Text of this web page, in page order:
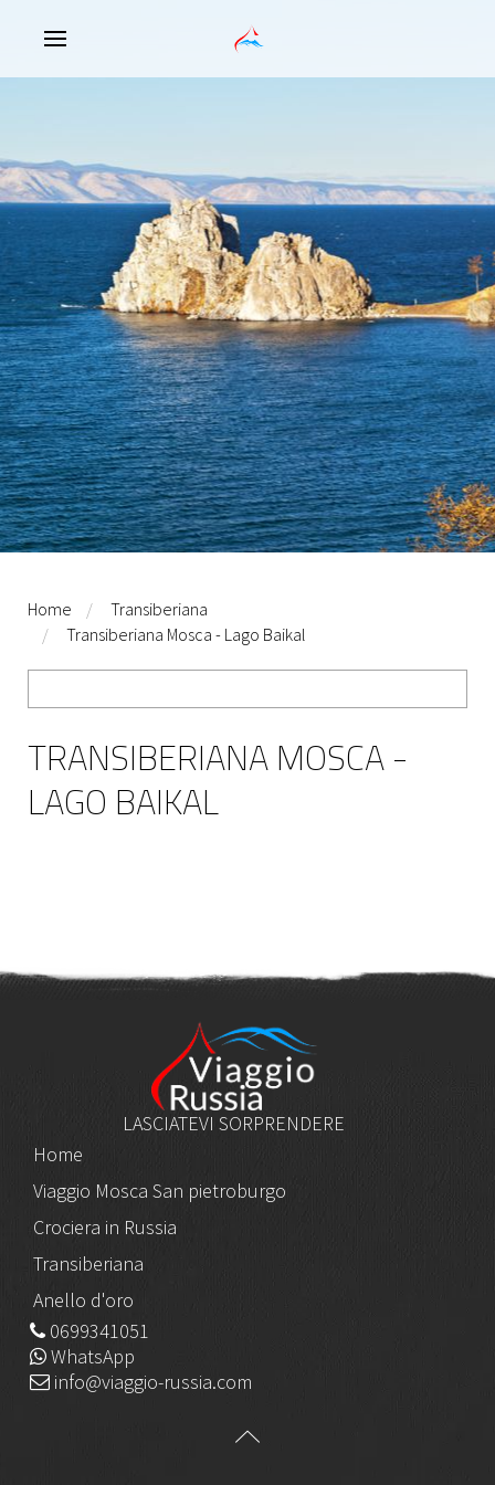
Home
Transiberiana
Transiberiana Mosca - Lago Baikal
TRANSIBERIANA MOSCA -
LAGO BAIKAL
LASCIATEVI SORPRENDERE
Home
Viaggio Mosca San pietroburgo
Crociera in Russia
Transiberiana
Anello d'oro
0699341051
WhatsApp
info@viaggio-russia.com